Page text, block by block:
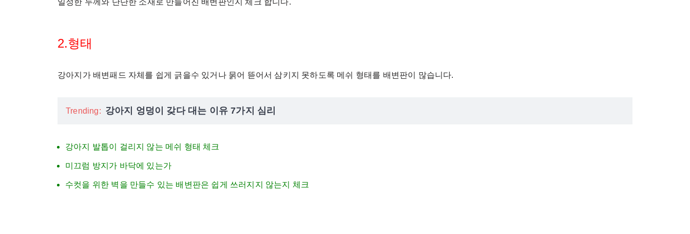
일정한 두께와 단단한 소재로 만들어진 배변판인지 체크 합니다.
2.형태
강아지가 배변패드 자체를 쉽게 긁을수 있거나 묽어 뜯어서 삼키지 못하도록 메쉬 형태를 배변판이 많습니다.
Trending: 강아지 엉덩이 갖다 대는 이유 7가지 심리
강아지 발톱이 걸리지 않는 메쉬 형태 체크
미끄럼 방지가 바닥에 있는가
수컷을 위한 벽을 만들수 있는 배변판은 쉽게 쓰러지지 않는지 체크